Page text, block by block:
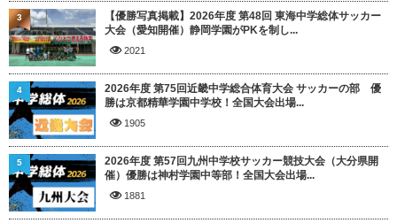
【優勝写真掲載】2026年度 第48回 東海中学総体サッカー
大会（愛知開催）静岡学園がPKを制し...
2021
3
2026年度 第75回近畿中学総合体育大会 サッカーの部 優
勝は京都精華学園中学校！全国大会出場...
1905
4
2026年度 第57回九州中学校サッカー競技大会（大分県開
催）優勝は神村学園中等部！全国大会出場...
1881
5